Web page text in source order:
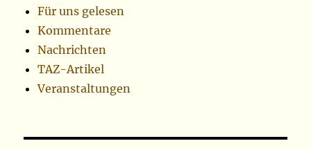
Für uns gelesen
Kommentare
Nachrichten
TAZ-Artikel
Veranstaltungen